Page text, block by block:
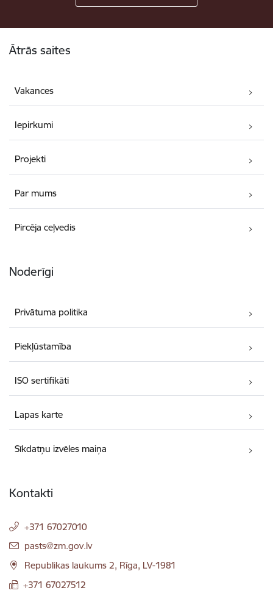
Ātrās saites
Vakances
Iepirkumi
Projekti
Par mums
Pircēja ceļvedis
Noderīgi
Privātuma politika
Piekļūstamība
ISO sertifikāti
Lapas karte
Sīkdatņu izvēles maiņa
Kontakti
+371 67027010
E-pasts:
pasts@zm.gov.lv
Republikas laukums 2, Rīga, LV-1981
+371 67027512